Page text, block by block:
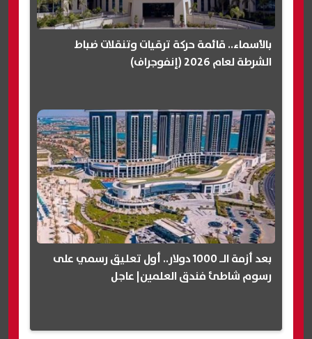
بالأسماء.. قائمة حركة ترقيات وتنقلات ضباط
الشرطة لعام 2026 (إنفوجراف)
بعد أزمة الـ 1000 دولار.. أول تعليق رسمي على
رسوم شاطئ فندق العلمين| عاجل